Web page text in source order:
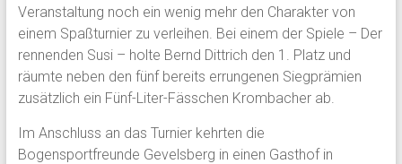
Veranstaltung noch ein wenig mehr den Charakter von
einem Spaßturnier zu verleihen. Bei einem der Spiele – Der
rennenden Susi – holte Bernd Dittrich den 1. Platz und
räumte neben den fünf bereits errungenen Siegprämien
zusätzlich ein Fünf-Liter-Fässchen Krombacher ab.
Im Anschluss an das Turnier kehrten die
Bogensportfreunde Gevelsberg in einen Gasthof in